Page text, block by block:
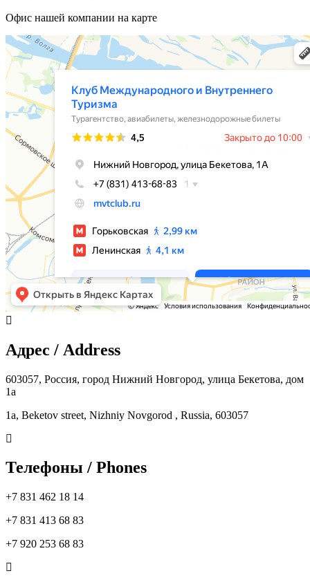
Офис нашей компании на карте
Адрес / Address
603057, Россия, город Нижний Новгород, улица Бекетова, дом
1а
1a, Beketov street, Nizhniy Novgorod , Russia, 603057
Телефоны / Phones
+7 831 462 18 14
+7 831 413 68 83
+7 920 253 68 83